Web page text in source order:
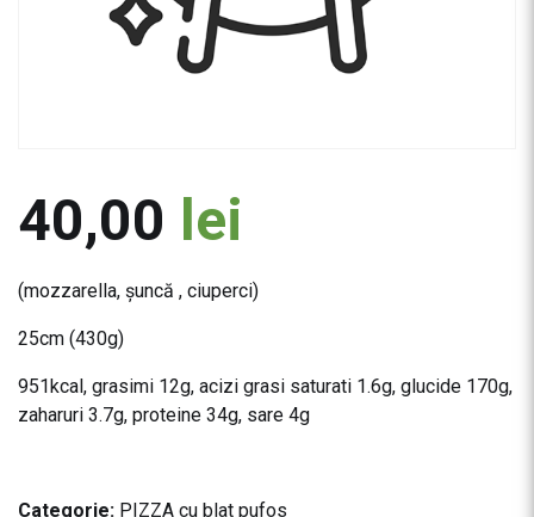
40,00 lei
(mozzarella, şuncă , ciuperci)
25cm (430g)
951kcal, grasimi 12g, acizi grasi saturati 1.6g, glucide 170g,
zaharuri 3.7g, proteine 34g, sare 4g
Categorie: PIZZA cu blat pufos